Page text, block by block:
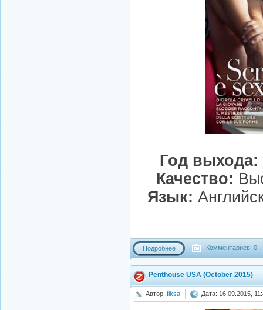
Год выхода:
Качество:
Язык:
Подробнее Комментариев: 0
Penthouse USA (October 2015)
Автор: fiksa Дата: 16.09.2015,